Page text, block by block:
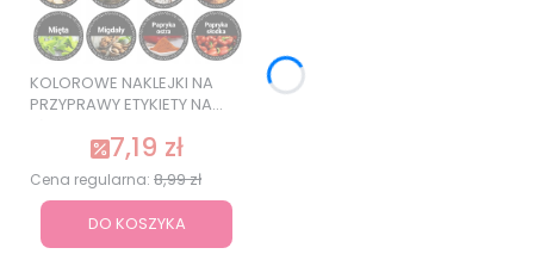
KOLOROWE NAKLEJKI NA
PRZYPRAWY ETYKIETY NA
JAKOŚĆ
7,19 zł
Cena regularna: 8,99 zł
DO KOSZYKA